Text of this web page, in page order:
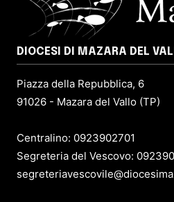
DIOCESI DI MAZARA DEL
Piazza della Repubblica, 6
91026 - Mazara del Vallo (TP)
Centralino: 0923902701
Segreteria del Vescovo: